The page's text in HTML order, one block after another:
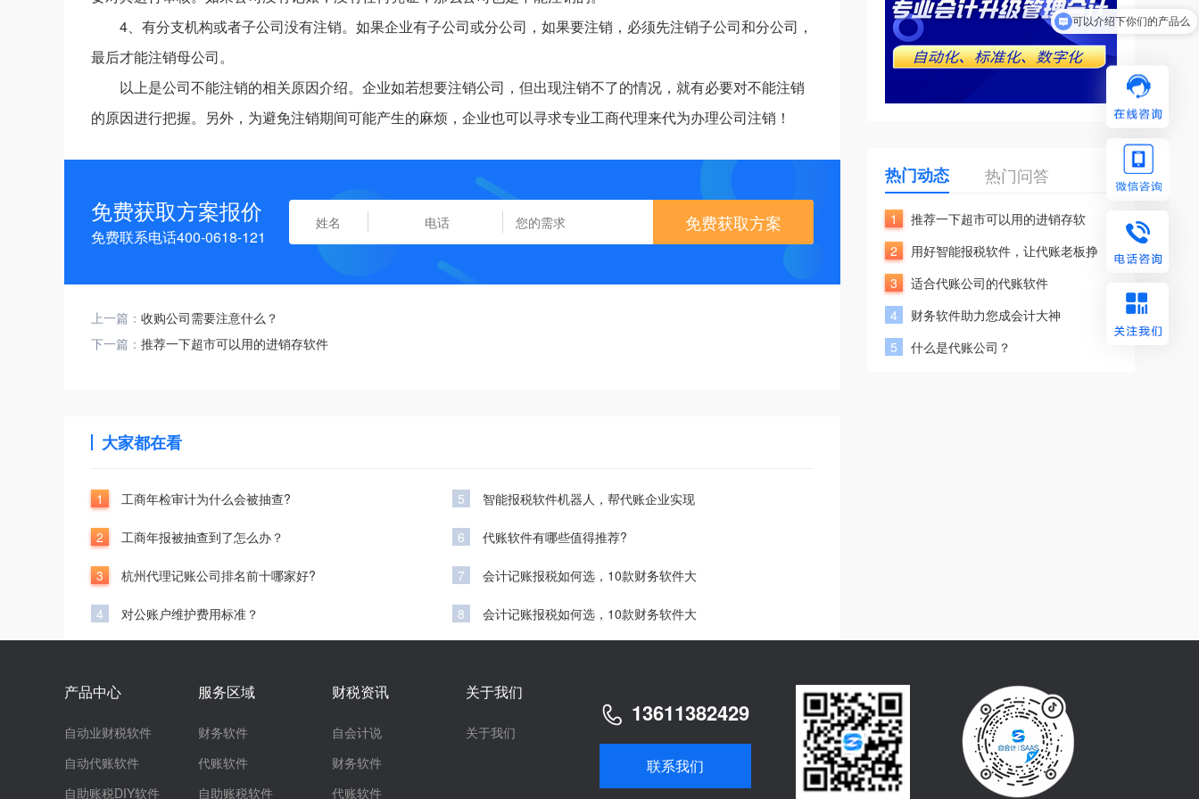
4、有分支机构或者子公司没有注销。如果企业有子公司或分公司，如果要注销，必须先注销子公司和分公司，
最后才能注销母公司。
以上是公司不能注销的相关原因介绍。企业如若想要注销公司，但出现注销不了的情况，就有必要对不能注销
的原因进行把握。另外，为避免注销期间可能产生的麻烦，企业也可以寻求专业工商代理来代为办理公司注销！
免费获取方案报价
免费联系电话400-0618-121
免费获取方案
上一篇： 收购公司需要注意什么？
下一篇： 推荐一下超市可以用的进销存软件
大家都在看
1 工商年检审计为什么会被抽查?
2 工商年报被抽查到了怎么办？
3 杭州代理记账公司排名前十哪家好?
4 对公账户维护费用标准？
5 智能报税软件机器人，帮代账企业实现
6 代账软件有哪些值得推荐?
7 会计记账报税如何选，10款财务软件大
8 会计记账报税如何选，10款财务软件大
热门动态 热门问答
1
推荐一下超市可以用的进销存软
2
用好智能报税软件，让代账老板挣
3
适合代账公司的代账软件
4
财务软件助力您成会计大神
5
什么是代账公司？
产品中心
自动业财税软件
自动代账软件
自助账税DIY软件
服务区域
财务软件
代账软件
自助账税软件
财税资讯
自会计说
财务软件
代账软件
关于我们
关于我们
13611382429
联系我们
可以介绍下你们的产品么